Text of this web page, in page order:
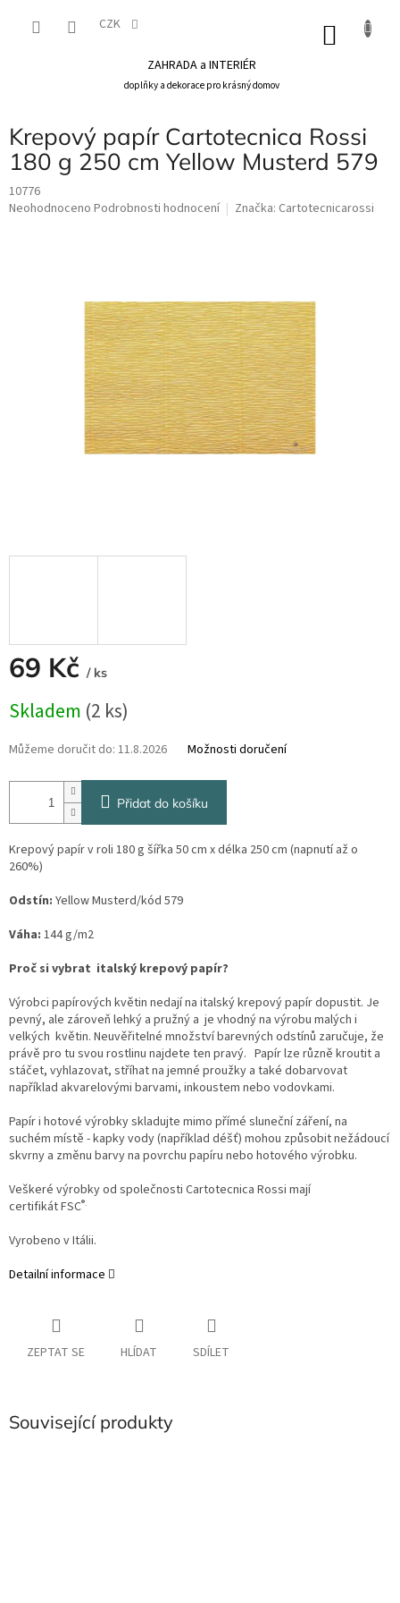
CZK
ZAHRADA a INTERIÉR
doplňky a dekorace pro krásný domov
Krepový papír Cartotecnica Rossi
180 g 250 cm Yellow Musterd 579
10776
Průměrné
Neohodnoceno Podrobnosti hodnocení Značka: Cartotecnicarossi
69 Kč / ks
cena:
Skladem (2 ks)
Můžeme doručit do: 11.8.2026 Možnosti doručení
Přidat do košíku
Krepový papír v roli 180 g šířka 50 cm x délka 250 cm (napnutí až o
260%)
Odstín: Yellow Musterd/kód 579
Váha: 144 g/m2
Proč si vybrat italský krepový papír?
Výrobci papírových květin nedají na italský krepový papír dopustit. Je
pevný, ale zároveň lehký a pružný a je vhodný na výrobu malých i
velkých květin. Neuvěřitelné množství barevných odstínů zaručuje, že
právě pro tu svou rostlinu najdete ten pravý. Papír lze různě kroutit a
stáčet, vyhlazovat, stříhat na jemné proužky a také dobarvovat
například akvarelovými barvami, inkoustem nebo vodovkami.
Papír i hotové výrobky skladujte mimo přímé sluneční záření, na
suchém místě - kapky vody (například déšť) mohou způsobit nežádoucí
skvrny a změnu barvy na povrchu papíru nebo hotového výrobku.
Veškeré výrobky od společnosti Cartotecnica Rossi mají
certifikátFSC®.
Vyrobeno v Itálii.
Detailní informace
ZEPTAT SE HLÍDAT SDÍLET
Související produkty